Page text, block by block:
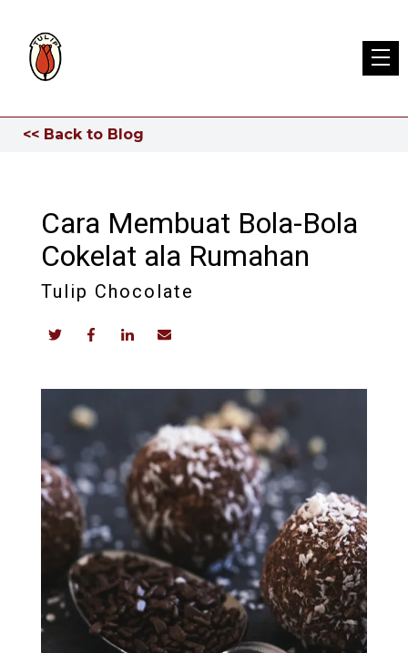
<< Back to Blog
Cara Membuat Bola-Bola
Cokelat ala Rumahan
Tulip Chocolate